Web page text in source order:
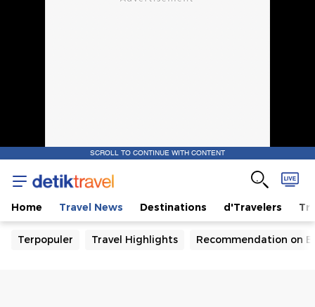
SCROLL TO CONTINUE WITH CONTENT
Home Travel News Destinations d'Travelers
Terpopuler Travel Highlights Recommendation on